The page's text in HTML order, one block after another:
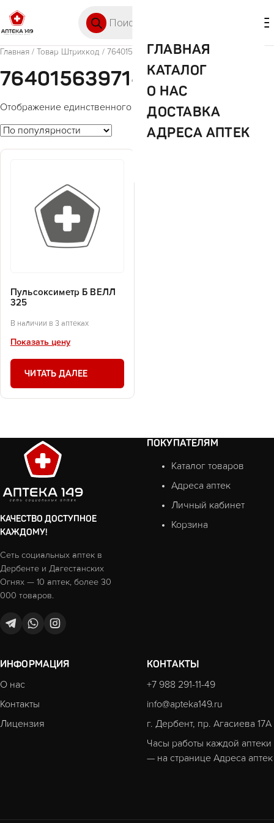
ГЛАВНАЯ
КАТАЛОГ
О НАС
ДОСТАВКА
АДРЕСА АПТЕК
Главная / Товар Штрихкод / 7640156397147
7640156397147
Отображение единственного товара
Пульсоксиметр Б ВЕЛЛ
325
В наличии в 3 аптеках
Показать цену
ЧИТАТЬ ДАЛЕЕ
КАЧЕСТВО ДОСТУПНОЕ
КАЖДОМУ!
Сеть социальных аптек в
Дербенте и Дагестанских
Огнях — 10 аптек, более 30
000 товаров.
ПОКУПАТЕЛЯМ
Каталог товаров
Адреса аптек
Личный кабинет
Корзина
ИНФОРМАЦИЯ
О нас
Контакты
Лицензия
КОНТАКТЫ
+7 988 291-11-49
info@apteka149.ru
г. Дербент, пр. Агасиева 17А
Часы работы каждой аптеки
— на странице Адреса аптек